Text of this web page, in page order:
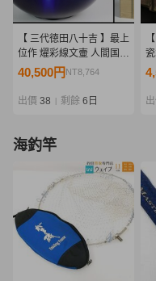
【 三代徳田八十吉 】最上
位作 燿彩線文壷 人間国宝
共箱 保証
40,500円 NT8,764
出價 38 剩餘 6日
海釣竿